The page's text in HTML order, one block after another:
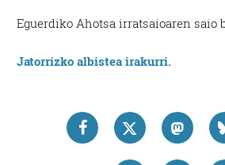
Eguerdiko Ahotsa irratsaioaren saio
Jatorrizko albistea irakurri.